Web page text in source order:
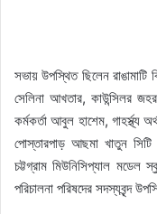
সভায় উপস্থিত ছিলেন রাঙামাটি
সেলিনা আখতার, কাউন্সিলর
কর্মকর্তা আবুল হাশেম, গাহর্স্থ্য
পোস্তারপাড় আছমা খাতুন সিটি
চট্টগ্রাম মিউনিসিপ্যাল
পরিচালনা পরিষদের সদস্যবৃন্দ